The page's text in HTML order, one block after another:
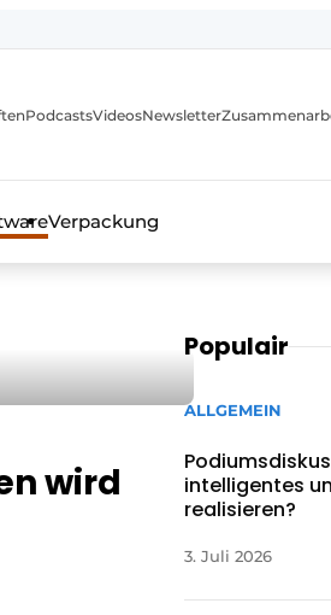
PodcastsVideosNewsletter
Verpackung
wird
Populair
ALLGEMEIN
intelligentes
realisieren?
3. Juli 2026